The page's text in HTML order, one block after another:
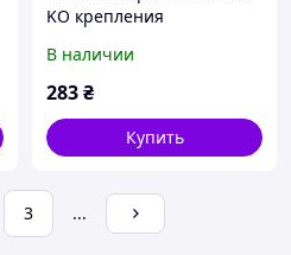
KO крепления
В наличии
283₴
Купить
3 ...